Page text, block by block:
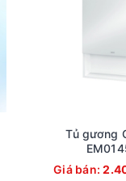
Tủ gương
Giá bán: